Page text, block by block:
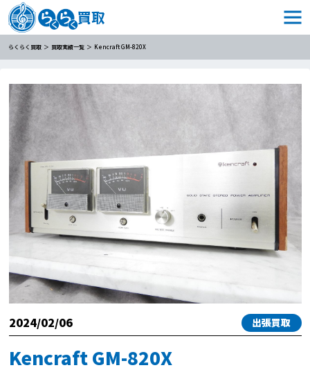
らくらく買取 買取実績一覧 Kencraft GM-820X
2024/02/06 出張買取
Kencraft GM-820X